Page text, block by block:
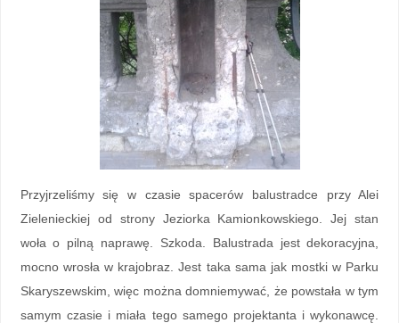
Przyjrzeliśmy się w czasie spacerów balustradce przy Alei
Zielenieckiej od strony Jeziorka Kamionkowskiego. Jej stan
woła o pilną naprawę. Szkoda. Balustrada jest dekoracyjna,
mocno wrosła w krajobraz. Jest taka sama jak mostki w Parku
Skaryszewskim, więc można domniemywać, że powstała w tym
samym czasie i miała tego samego projektanta i wykonawcę.